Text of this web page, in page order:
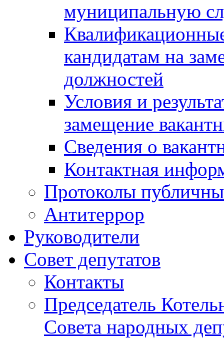
муниципальную
кандидатам на
должностей
Условия и
замещение
Сведения о
Контактная
Протоколы
Антитеррор
Руководители
Совет депутатов
Контакты
Председатель
Совета народных